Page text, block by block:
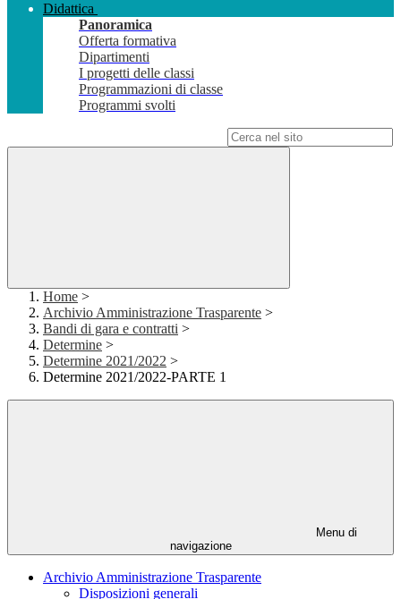
Didattica
Panoramica
Offerta formativa
Dipartimenti
I progetti delle classi
Programmazioni di classe
Programmi svolti
Home >
Archivio Amministrazione Trasparente >
Bandi di gara e contratti >
Determine >
Determine 2021/2022 >
Determine 2021/2022-PARTE 1
Menu di
navigazione
Archivio Amministrazione Trasparente
Disposizioni generali